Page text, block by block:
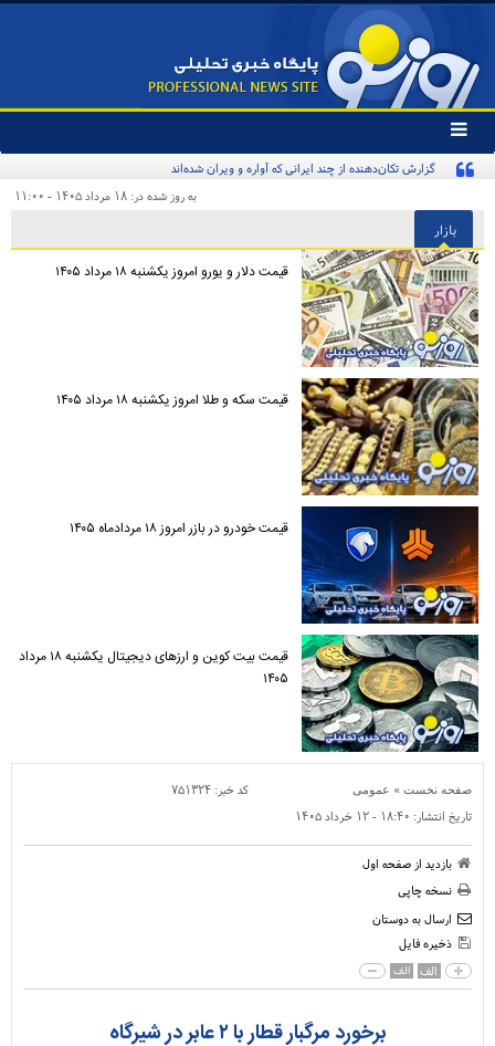
تغییر
وضعیت
منوی
ها
گزارش تکان‌دهنده از چند ایرانی که آواره و ویران شده‌اند
به روز شده در: ۱۸ مرداد ۱۴۰۵ - ۱۱:۰۰
بازار
قیمت دلار و یورو امروز یکشنبه ۱۸ مرداد ۱۴۰۵
قیمت سکه و طلا امروز یکشنبه ۱۸ مرداد ۱۴۰۵
قیمت خودرو در بازر امروز ۱۸ مردادماه ۱۴۰۵
قیمت بیت کوین و ارز‌های دیجیتال یکشنبه ۱۸ مرداد
۱۴۰۵
صفحه نخست » عمومی کد خبر: ۷۵۱۳۲۴
تاریخ انتشار: ۱۸:۴۰ - ۱۲ خرداد ۱۴۰۵
بازدید از صفحه اول
نسخه چاپی
ارسال به دوستان
ذخیره فایل
الف الف
برخورد مرگبار قطار با ۲ عابر در شیرگاه